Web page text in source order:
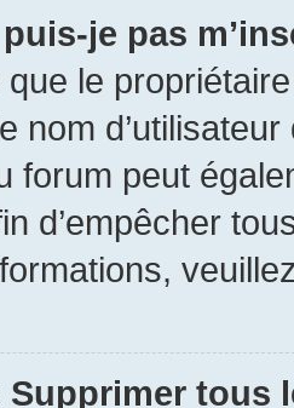
je pas
le
nom
forum peut
d’empêcher
Supprimer tous